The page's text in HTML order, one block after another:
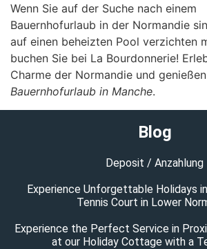
Wenn Sie auf der Suche nach einem
Bauernhofurlaub in der Normandie
auf einen beheizten Pool verzichten
buchen Sie bei La Bourdonnerie!
Charme der Normandie und
Bauernhofurlaub in Manche.
Blog
Deposit / Anzahlung
Experience Unforgettable Holidays
Tennis Court in Lower
Experience the Perfect Service in
at our Holiday Cottage with a